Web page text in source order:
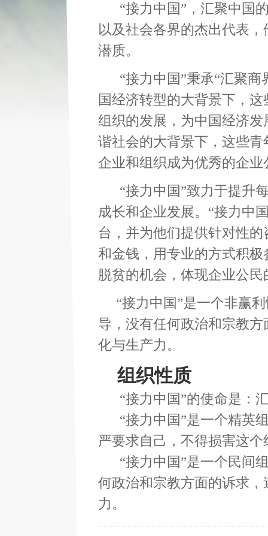
“接力中国”，汇聚中国
以及社会各界的杰出代表
潜质。
“接力中国”秉承“汇聚商
国经济转型的大背景下，
组织的发展，为中国经济
谐社会的大背景下，这些
企业和组织成为优秀的企
“接力中国”致力于提升
成长和企业发展。“接力中
台，并为他们提供针对性
和金钱，用专业的方式积
脱贫的机会，体现企业公
“接力中国”是一个非赢利
导，没有任何政治和宗教
化与生产力。
组织性质
“接力中国”的使命是：
“接力中国”是一个精英
严要求自己，不得损害这
“接力中国”是一个民间
何政治和宗教方面的诉求
力。